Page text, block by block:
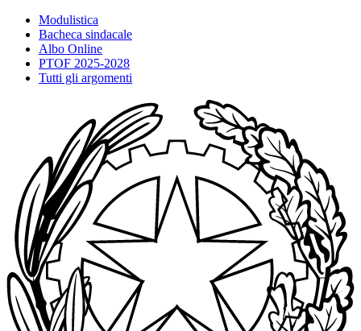
Modulistica
Bacheca sindacale
Albo Online
PTOF 2025-2028
Tutti gli argomenti